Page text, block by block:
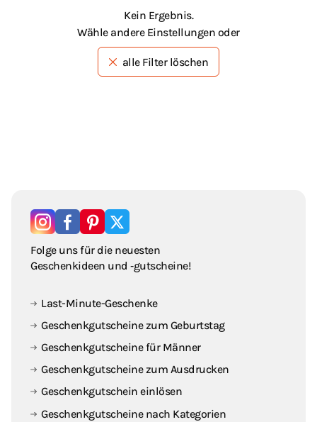
Kein Ergebnis.
Wähle andere Einstellungen oder
alle Filter löschen
Folge uns für die neuesten
Geschenkideen und ‑gutscheine!
Last-Minute-Geschenke
Geschenkgutscheine zum Geburtstag
Geschenkgutscheine für Männer
Geschenkgutscheine zum Ausdrucken
Geschenkgutschein einlösen
Geschenkgutscheine nach Kategorien